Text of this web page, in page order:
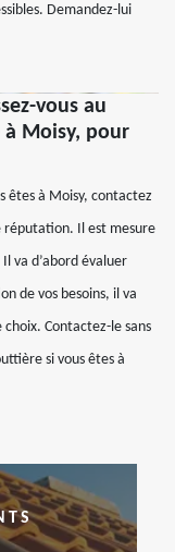
Demandez-lui
vous au
à Moisy, pour
êtes à Moisy, contactez
réputation. Il est mesure
va d’abord évaluer
de vos besoins, il va
Contactez-le sans
si vous êtes à